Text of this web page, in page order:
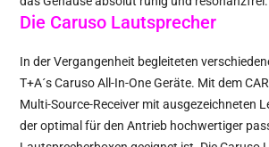
Die Caruso Lautsprecher
In der Vergangenheit begleiteten
T+A´s Caruso All-In-One Geräte. Mit dem
Multi-Source-Receiver mit ausgezeichneten
der optimal für den Antrieb hochwertiger